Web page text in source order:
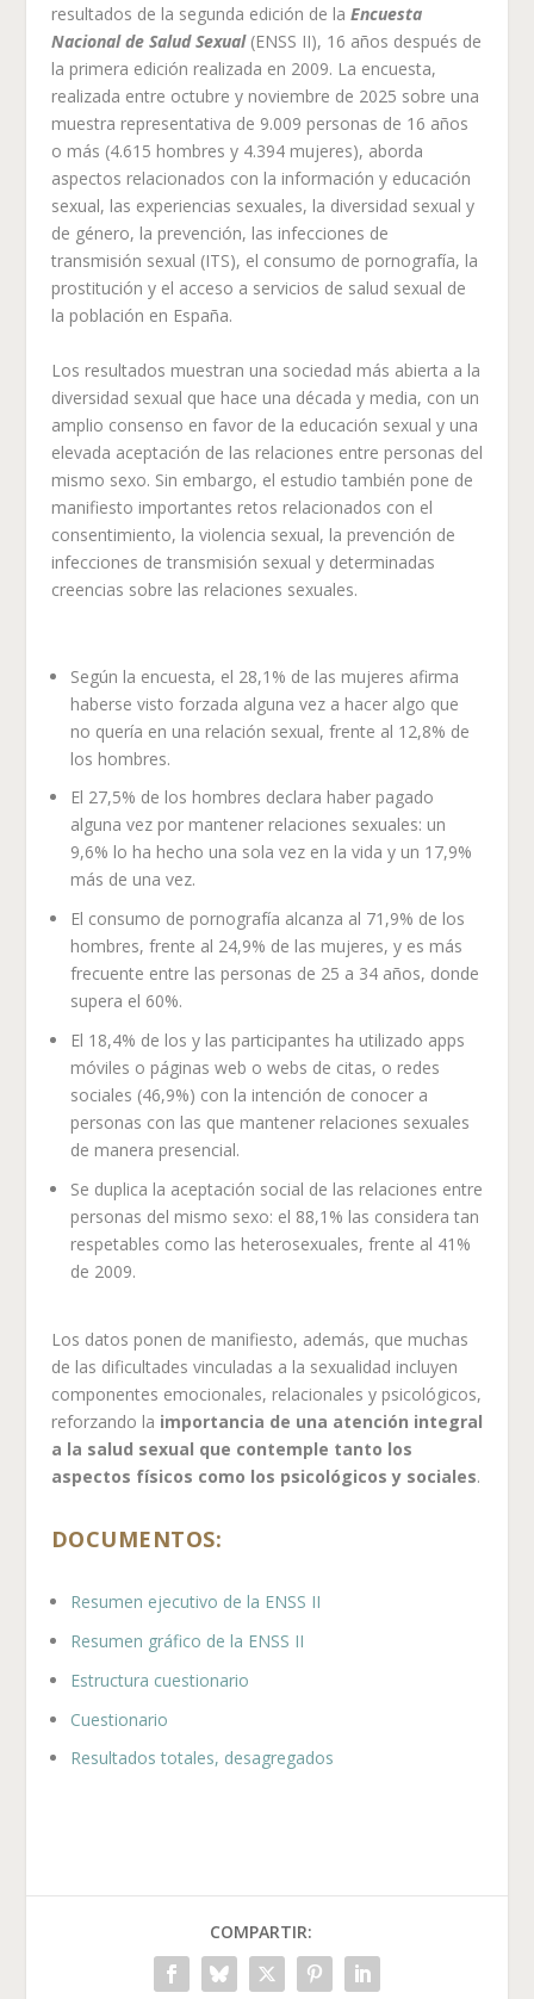
resultados de la segunda edición de la Encuesta
Nacional de Salud Sexual(ENSS II), 16 años después de
la primera edición realizada en 2009. La encuesta,
realizada entre octubre y noviembre de 2025 sobre una
muestra representativa de 9.009 personas de 16 años
o más (4.615 hombres y 4.394 mujeres), aborda
aspectos relacionados con la información y educación
sexual, las experiencias sexuales, la diversidad sexual y
de género, la prevención, las infecciones de
transmisión sexual (ITS), el consumo de pornografía, la
prostitución y el acceso a servicios de salud sexual de
la población en España.
Los resultados muestran una sociedad más abierta a la
diversidad sexual que hace una década y media, con un
amplio consenso en favor de la educación sexual y una
elevada aceptación de las relaciones entre personas del
mismo sexo. Sin embargo, el estudio también pone de
manifiesto importantes retos relacionados con el
consentimiento, la violencia sexual, la prevención de
infecciones de transmisión sexual y determinadas
creencias sobre las relaciones sexuales.
Según la encuesta, el 28,1% de las mujeres afirma
haberse visto forzada alguna vez a hacer algo que
no quería en una relación sexual, frente al 12,8% de
los hombres.
El 27,5% de los hombres declara haber pagado
alguna vez por mantener relaciones sexuales: un
9,6% lo ha hecho una sola vez en la vida y un 17,9%
más de una vez.
El consumo de pornografía alcanza al 71,9% de los
hombres, frente al 24,9% de las mujeres, y es más
frecuente entre las personas de 25 a 34 años, donde
supera el 60%.
El 18,4% de los y las participantes ha utilizado apps
móviles o páginas web o webs de citas, o redes
sociales (46,9%) con la intención de conocer a
personas con las que mantener relaciones sexuales
de manera presencial.
Se duplica la aceptación social de las relaciones entre
personas del mismo sexo: el 88,1% las considera tan
respetables como las heterosexuales, frente al 41%
de 2009.
Los datos ponen de manifiesto, además, que muchas
de las dificultades vinculadas a la sexualidad incluyen
componentes emocionales, relacionales y psicológicos,
reforzando la importancia de una atención integral
a la salud sexual que contemple tanto los
aspectos físicos como los psicológicos y sociales.
DOCUMENTOS:
Resumen ejecutivo de la ENSS II
Resumen gráfico de la ENSS II
Estructura cuestionario
Cuestionario
Resultados totales, desagregados
COMPARTIR: